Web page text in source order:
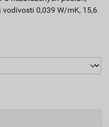
0,039 W/mK, 15,6